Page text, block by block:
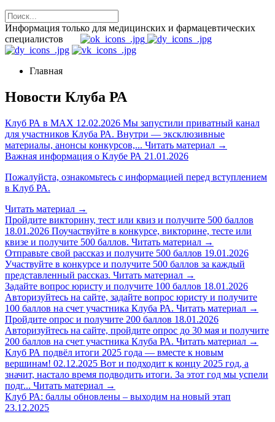
Информация только для медицинских и фармацевтических
специалистов
Главная
Новости Клуба РА
Клуб РА в MAX 12.02.2026 Мы запустили приватный канал
для участников Клуба РА. Внутри — эксклюзивные
материалы, анонсы конкурсов,... Читать материал →
Важная информация о Клубе РА 21.01.2026
Пожалуйста, ознакомьтесь с информацией перед вступлением
в Клуб РА.
Читать материал →
Пройдите викторину, тест или квиз и получите 500 баллов
18.01.2026 Поучаствуйте в конкурсе, викторине, тесте или
квизе и получите 500 баллов. Читать материал →
Отправьте свой рассказ и получите 500 баллов 19.01.2026
Участвуйте в конкурсе и получите 500 баллов за каждый
представленный рассказ. Читать материал →
Задайте вопрос юристу и получите 100 баллов 18.01.2026
Авторизуйтесь на сайте, задайте вопрос юристу и получите
100 баллов на счет участника Клуба РА. Читать материал →
Пройдите опрос и получите 200 баллов 18.01.2026
Авторизуйтесь на сайте, пройдите опрос до 30 мая и получите
200 баллов на счет участника Клуба РА. Читать материал →
Клуб РА подвёл итоги 2025 года — вместе к новым
вершинам! 02.12.2025 Вот и подходит к концу 2025 год, а
значит, настало время подводить итоги. За этот год мы успели
подг... Читать материал →
Клуб РА: баллы обновлены – выходим на новый этап
23.12.2025